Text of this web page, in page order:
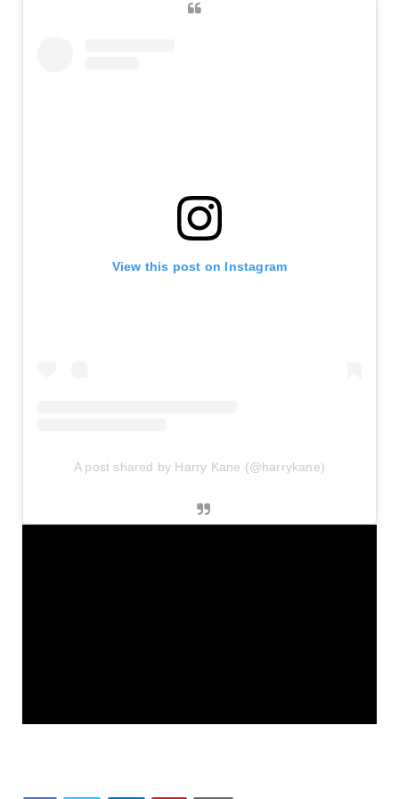
View this post on Instagram
A post shared by Harry Kane (@harrykane)